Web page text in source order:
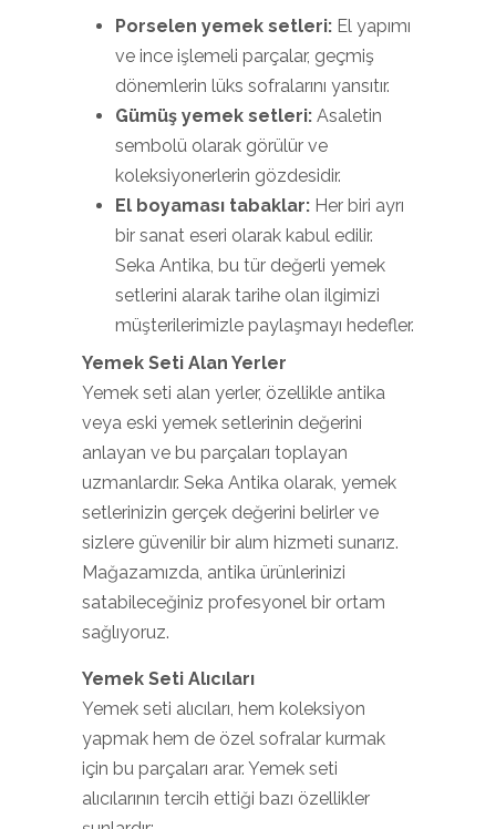
Porselen yemek setleri: El yapımı
ve ince işlemeli parçalar, geçmiş
dönemlerin lüks sofralarını yansıtır.
Gümüş yemek setleri: Asaletin
sembolü olarak görülür ve
koleksiyonerlerin gözdesidir.
El boyaması tabaklar: Her biri ayrı
bir sanat eseri olarak kabul edilir.
Seka Antika, bu tür değerli yemek
setlerini alarak tarihe olan ilgimizi
müşterilerimizle paylaşmayı hedefler.
Yemek Seti Alan Yerler
Yemek seti alan yerler, özellikle antika
veya eski yemek setlerinin değerini
anlayan ve bu parçaları toplayan
uzmanlardır. Seka Antika olarak, yemek
setlerinizin gerçek değerini belirler ve
sizlere güvenilir bir alım hizmeti sunarız.
Mağazamızda, antika ürünlerinizi
satabileceğiniz profesyonel bir ortam
sağlıyoruz.
Yemek Seti Alıcıları
Yemek seti alıcıları, hem koleksiyon
yapmak hem de özel sofralar kurmak
için bu parçaları arar. Yemek seti
alıcılarının tercih ettiği bazı özellikler